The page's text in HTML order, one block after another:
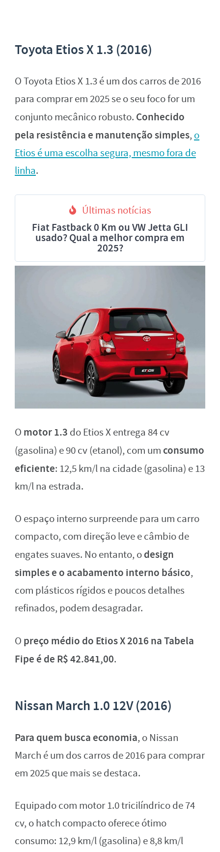
Toyota Etios X 1.3 (2016)
O Toyota Etios X 1.3 é um dos carros de 2016
para comprar em 2025 se o seu foco for um
conjunto mecânico robusto. Conhecido
pela resistência e manutenção simples, o
Etios é uma escolha segura, mesmo fora de
linha.
Últimas notícias
Fiat Fastback 0 Km ou VW Jetta GLI
usado? Qual a melhor compra em
2025?
O motor 1.3 do Etios X entrega 84 cv
(gasolina) e 90 cv (etanol), com um consumo
eficiente: 12,5 km/l na cidade (gasolina) e 13
km/l na estrada.
O espaço interno surpreende para um carro
compacto, com direção leve e câmbio de
engates suaves. No entanto, odesign
simples e o acabamento interno básico,
com plásticos rígidos e poucos detalhes
refinados, podem desagradar.
O preço médio do Etios X 2016 na Tabela
Fipe é de R$ 42.841,00.
Nissan March 1.0 12V (2016)
Para quem busca economia, o Nissan
March é um dos carros de 2016 para comprar
em 2025 que mais se destaca.
Equipado com motor 1.0 tricilíndrico de 74
cv, o hatch compacto oferece ótimo
consumo: 12,9 km/l (gasolina) e 8,8 km/l